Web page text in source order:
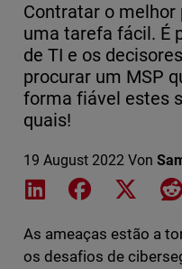
Contratar o
uma tarefa fácil. É
de TI e os
procurar um MSP
forma fiável estes
quais!
19 August 2022 Von
Share on LinkedIn
Share onShare
As ameaças estão a
os desafios de